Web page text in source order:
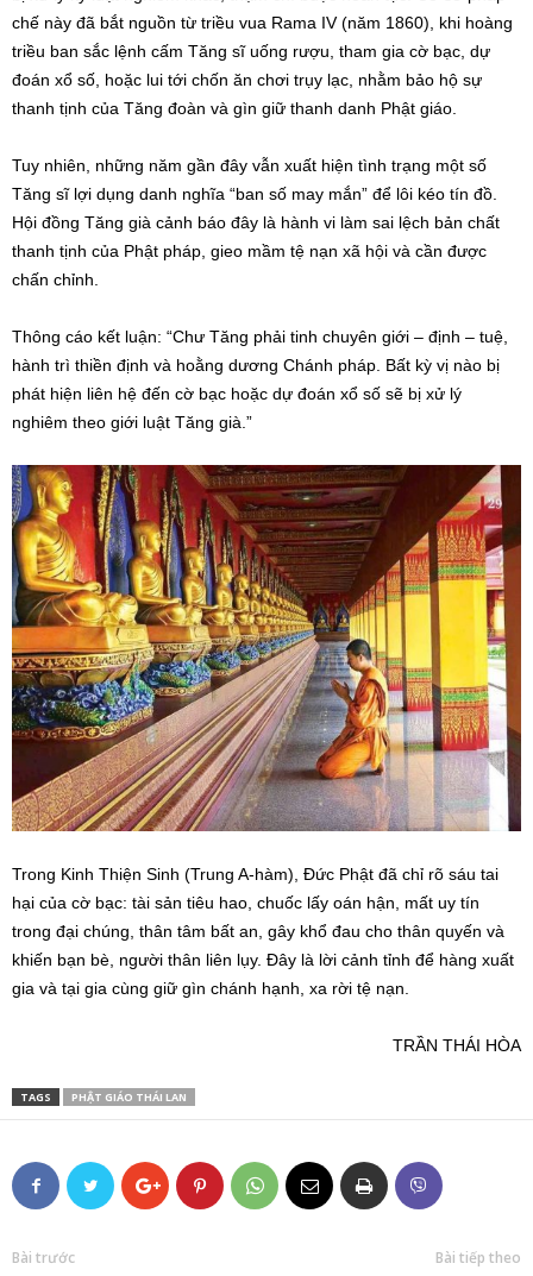
chế này đã bắt nguồn từ triều vua Rama IV (năm 1860), khi hoàng
triều ban sắc lệnh cấm Tăng sĩ uống rượu, tham gia cờ bạc, dự
đoán xổ số, hoặc lui tới chốn ăn chơi trụy lạc, nhằm bảo hộ sự
thanh tịnh của Tăng đoàn và gìn giữ thanh danh Phật giáo.
Tuy nhiên, những năm gần đây vẫn xuất hiện tình trạng một số
Tăng sĩ lợi dụng danh nghĩa “ban số may mắn” để lôi kéo tín đồ.
Hội đồng Tăng già cảnh báo đây là hành vi làm sai lệch bản chất
thanh tịnh của Phật pháp, gieo mầm tệ nạn xã hội và cần được
chấn chỉnh.
Thông cáo kết luận: “Chư Tăng phải tinh chuyên giới – định – tuệ,
hành trì thiền định và hoằng dương Chánh pháp. Bất kỳ vị nào bị
phát hiện liên hệ đến cờ bạc hoặc dự đoán xổ số sẽ bị xử lý
nghiêm theo giới luật Tăng già.”
Trong Kinh Thiện Sinh (Trung A-hàm), Đức Phật đã chỉ rõ sáu tai
hại của cờ bạc: tài sản tiêu hao, chuốc lấy oán hận, mất uy tín
trong đại chúng, thân tâm bất an, gây khổ đau cho thân quyến và
khiến bạn bè, người thân liên lụy. Đây là lời cảnh tỉnh để hàng xuất
gia và tại gia cùng giữ gìn chánh hạnh, xa rời tệ nạn.
TRẦN THÁI HÒA
TAGS PHẬT GIÁO THÁI LAN
Bài trước Bài tiếp theo